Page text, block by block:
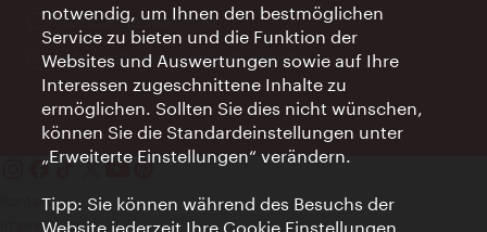
Ort:
concierge.wien.info
Öffnungszeiten:
Informationen rund um die Uhr
Kontakt
Impressum
notwendig, um Ihnen den bestmöglichen
Service zu bieten und die Funktion der
Websites und Auswertungen sowie auf Ihre
Interessen zugeschnittene Inhalte zu
ermöglichen. Sollten Sie dies nicht wünschen,
können Sie die Standardeinstellungen unter
„Erweiterte Einstellungen“ verändern.
Tipp: Sie können während des Besuchs der
Website jederzeit Ihre Cookie Einstellungen